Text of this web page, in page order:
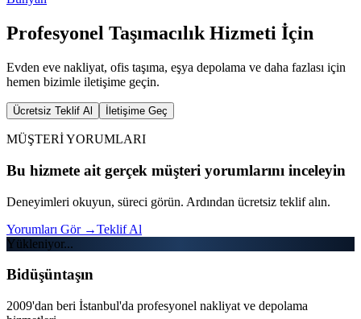
Profesyonel Taşımacılık Hizmeti İçin
Evden eve nakliyat, ofis taşıma, eşya depolama ve daha fazlası için
hemen bizimle iletişime geçin.
Ücretsiz Teklif Al İletişime Geç
MÜŞTERİ YORUMLARI
Bu hizmete ait gerçek müşteri yorumlarını inceleyin
Deneyimleri okuyun, süreci görün. Ardından ücretsiz teklif alın.
Yorumları Gör →Teklif Al
Yükleniyor...
Bidüşüntaşın
2009'dan beri İstanbul'da profesyonel nakliyat ve depolama